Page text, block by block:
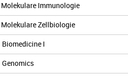
Immunologie
Zellbiologie
I